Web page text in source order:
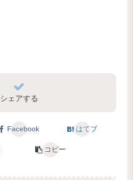
シェアする
Facebook はてブ
コピー